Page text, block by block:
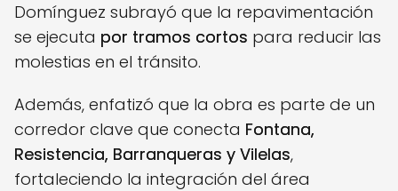
Domínguez subrayó que la repavimentación
se ejecuta por tramos cortos para reducir las
molestias en el tránsito.
Además, enfatizó que la obra es parte de un
corredor clave que conecta Fontana,
Resistencia, Barranqueras y Vilelas,
fortaleciendo la integración del área